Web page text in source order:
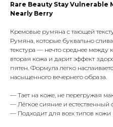
Rare Beauty Stay Vulnerable
Nearly Berry
Кремовые румяна с тающей
Румяна, которые буквально
текстура — нечто среднее
вторая кожа и дарит эффект
пятен. Формула легко
насыщенного вечернего образа.
— Тает на коже, не перегружая
— Лёгкое сияние и
— Подходит для всех типов кожи